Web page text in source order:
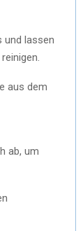
und lassen
aus dem
ab, um